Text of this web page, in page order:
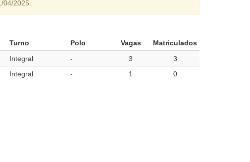
2025.
Turno Polo Vagas
Matriculados
Integral - 3
3
Integral - 1 0